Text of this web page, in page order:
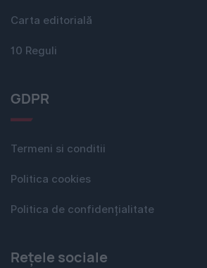
Carta editorială
10 Reguli
GDPR
Termeni si conditii
Politica cookies
Politica de confidențialitate
Rețele sociale